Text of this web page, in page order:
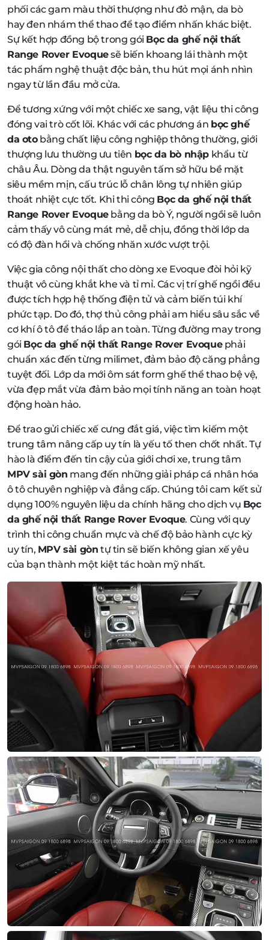
phối các gam màu thời thượng như đỏ mận, da bò
hay đen nhám thể thao để tạo điểm nhấn khác biệt.
Sự kết hợp đồng bộ trong gói Bọc da ghế nội thất
Range Rover Evoquesẽ biến khoang lái thành một
tác phẩm nghệ thuật độc bản, thu hút mọi ánh nhìn
ngay từ lần đầu mở cửa.
Để tương xứng với một chiếc xe sang, vật liệu thi công
đóng vai trò cốt lõi. Khác với các phương án bọc ghế
da otobằng chất liệu công nghiệp thông thường, giới
thượng lưu thường ưu tiên bọc da bò nhập khẩu từ
châu Âu. Dòng da thật nguyên tấm sở hữu bề mặt
siêu mềm mịn, cấu trúc lỗ chân lông tự nhiên giúp
thoát nhiệt cực tốt. Khi thi công Bọc da ghế nội thất
Range Rover Evoquebằng da bò Ý, người ngồi sẽ luôn
cảm thấy vô cùng mát mẻ, dễ chịu, đồng thời lớp da
có độ đàn hồi và chống nhăn xước vượt trội.
Việc gia công nội thất cho dòng xe Evoque đòi hỏi kỹ
thuật vô cùng khắt khe và tỉ mỉ. Các vị trí ghế ngồi đều
được tích hợp hệ thống điện tử và cảm biến túi khí
phức tạp. Do đó, thợ thủ công phải am hiểu sâu sắc về
cơ khí ô tô để tháo lắp an toàn. Từng đường may trong
gói Bọc da ghế nội thất Range Rover Evoquephải
chuẩn xác đến từng milimet, đảm bảo độ căng phẳng
tuyệt đối. Lớp da mới ôm sát form ghế thể thao bệ vệ,
vừa đẹp mắt vừa đảm bảo mọi tính năng an toàn hoạt
động hoàn hảo.
Để trao gửi chiếc xế cưng đắt giá, việc tìm kiếm một
trung tâm nâng cấp uy tín là yếu tố then chốt nhất. Tự
hào là điểm đến tin cậy của giới chơi xe, trung tâm
MPV sài gòn mang đến những giải pháp cá nhân hóa
ô tô chuyên nghiệp và đẳng cấp. Chúng tôi cam kết sử
dụng 100% nguyên liệu da chính hãng cho dịch vụ Bọc
da ghế nội thất Range Rover Evoque. Cùng với quy
trình thi công chuẩn mực và chế độ bảo hành cực kỳ
uy tín, MPV sài gòn tự tin sẽ biến không gian xế yêu
của bạn thành một kiệt tác hoàn mỹ nhất.